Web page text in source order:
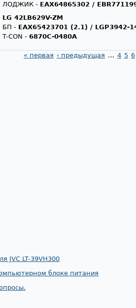
ЛОДЖИК - EAX64865302 /
LG 42LB629V-ZM
БП - EAX65423701 (2.1) / LGP3942-
T-CON - 6870C-0480A
« первая ‹ предыдущая … 4 5 6
JVC LT-39VH300
блоке питания